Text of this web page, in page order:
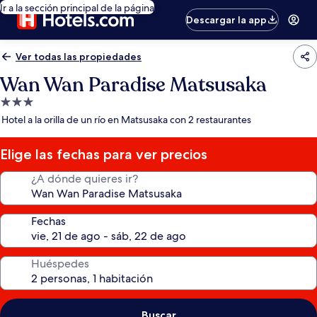
Ir a la sección principal de la página
Descargar la app
Ver todas las propiedades
Wan Wan Paradise Matsusaka
Propiedad
de
estrellas
Hotel a la orilla de un río en Matsusaka con 2 restaurantes
Elige las fechas para ver precios
¿A dónde quieres ir?
Fechas
Huéspedes